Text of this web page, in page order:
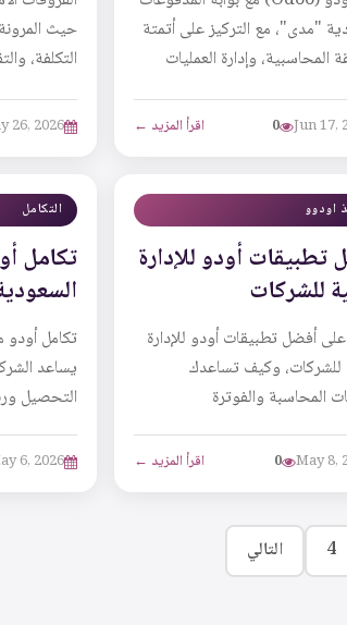
"مدى"، مع التركيز على أتمتة
المحاسبية، وإدارة العمليات
Jun 17,
0 اقرأ المزيد ←
حيث
26, 2026
اودوو
تطبيقات أودو للإدارة
للشركات
أفضل تطبيقات أودو للإدارة
للشركات، وكيف تساعدك
المحاسبة والفوترة
والمحاسبة التحليلية في
المالية، تس...May 8,
0 اقرأ المزيد ←
التكامل
تكامل
تكامل أودو
يساعد
التحصيل
والتقارير
يقلل6, 2026
4 التالي